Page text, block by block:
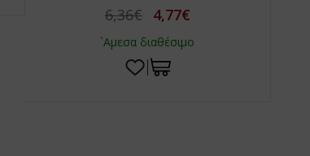
6,36€ 4,77€
`Αμεσα διαθέσιμο